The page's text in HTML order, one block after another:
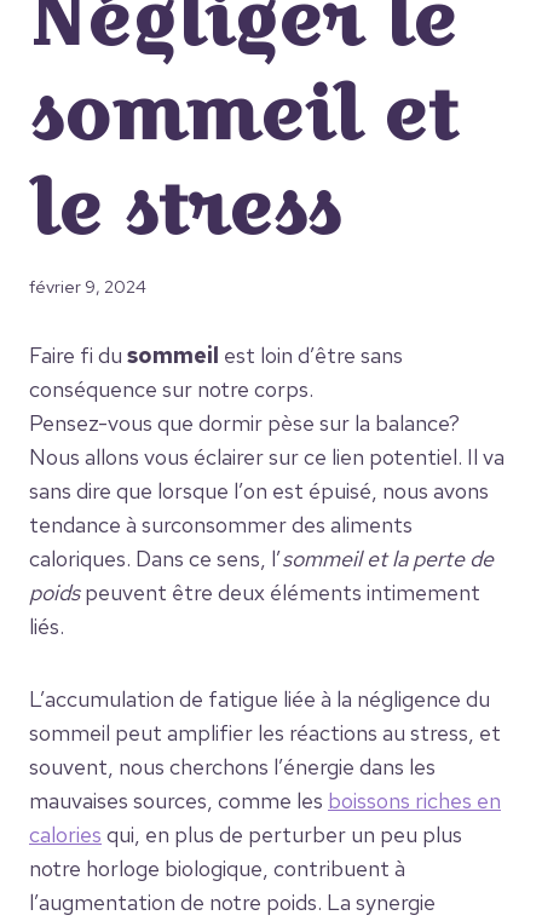
sommeil et
le stress
février 9, 2024
Faire fi du sommeil est loin d’être sans
conséquence sur notre corps.
Pensez-vous que dormir pèse sur la balance?
Nous allons vous éclairer sur ce lien potentiel. Il va
sans dire que lorsque l’on est épuisé, nous avons
tendance à surconsommer des aliments
caloriques. Dans ce sens, l’sommeil et la perte de
poidspeuvent être deux éléments intimement
liés.
L’accumulation de fatigue liée à la négligence du
sommeil peut amplifier les réactions au stress, et
souvent, nous cherchons l’énergie dans les
mauvaises sources, comme les boissons riches en
calories qui, en plus de perturber un peu plus
notre horloge biologique, contribuent à
l’augmentation de notre poids. La synergie